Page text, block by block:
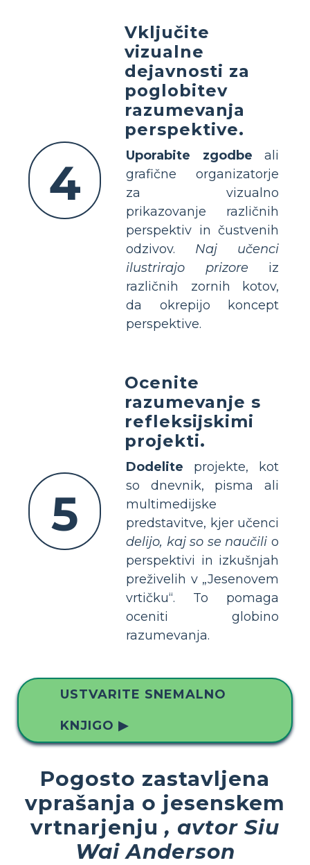
4
Vključite
vizualne
dejavnosti za
poglobitev
razumevanja
perspektive.
Uporabite zgodbe ali
grafične organizatorje
za vizualno
prikazovanje različnih
perspektiv in čustvenih
odzivov. Naj učenci
ilustrirajo prizore iz
različnih zornih kotov,
da okrepijo koncept
perspektive.
5
Ocenite
razumevanje s
refleksijskimi
projekti.
Dodelite projekte, kot
so dnevnik, pisma ali
multimedijske
predstavitve, kjer učenci
delijo, kaj so se naučili o
perspektivi in izkušnjah
preživelih v „Jesenovem
vrtičku“. To pomaga
oceniti globino
razumevanja.
USTVARITE SNEMALNO
KNJIGO ▶
Pogosto zastavljena
vprašanja o jesenskem
vrtnarjenju , avtor Siu
Wai Anderson